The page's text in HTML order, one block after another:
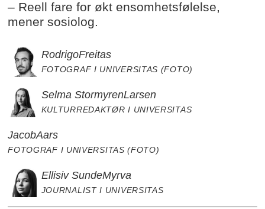
– Reell fare for økt ensomhetsfølelse,
mener sosiolog.
RodrigoFreitas
FOTOGRAF I UNIVERSITAS (FOTO)
Selma StormyrenLarsen
KULTURREDAKTØR I UNIVERSITAS
JacobAars
FOTOGRAF I UNIVERSITAS (FOTO)
Ellisiv SundeMyrva
JOURNALIST I UNIVERSITAS